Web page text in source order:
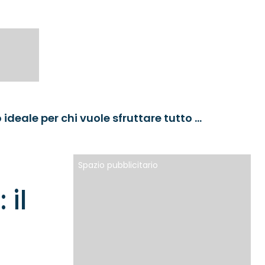
UTI India Dynamic Equity Fund: il fondo ideale per chi vuole sfruttare tutto il potenziale dell’India
il
Spazio pubblicitario